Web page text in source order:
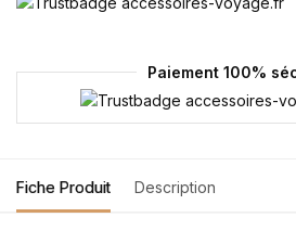
Paiement 100%
Fiche Produit Description